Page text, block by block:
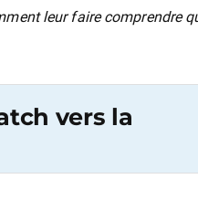
leur faire comprendre
vers la